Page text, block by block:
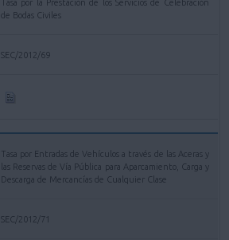
Tasa por la Prestación de los Servicios de Celebración
de Bodas Civiles
SEC/2012/69
Tasa por Entradas de Vehículos a través de las Aceras y
las Reservas de Vía Pública para Aparcamiento, Carga y
Descarga de Mercancías de Cualquier Clase
SEC/2012/71